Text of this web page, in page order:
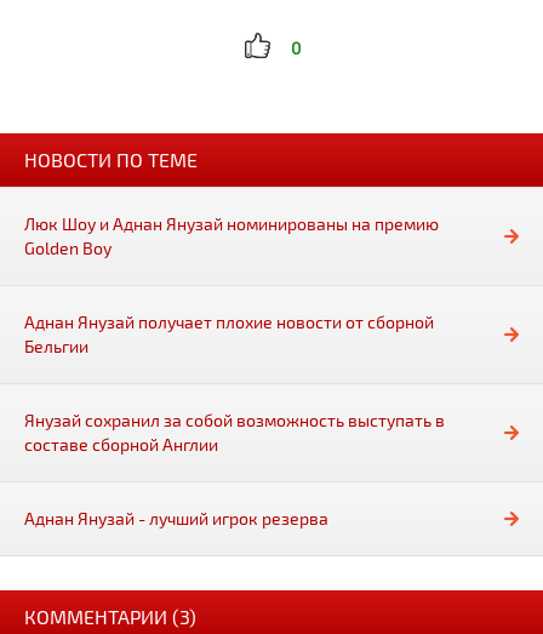
0
НОВОСТИ ПО ТЕМЕ
Люк Шоу и Аднан Янузай номинированы на премию
Golden Boy
Аднан Янузай получает плохие новости от сборной
Бельгии
Янузай сохранил за собой возможность выступать в
составе сборной Англии
Аднан Янузай - лучший игрок резерва
КОММЕНТАРИИ (3)